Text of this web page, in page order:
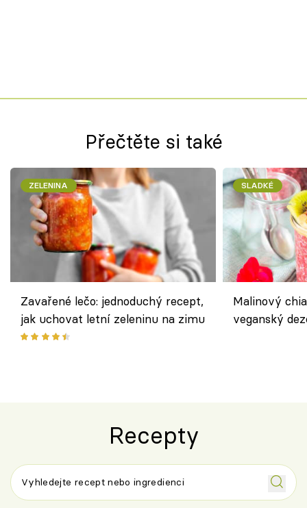
Přečtěte si také
ZELENINA
Zavařené lečo: jednoduchý recept,
jak uchovat letní zeleninu na zimu
SLADKÉ
Malinový
veganský
Recepty